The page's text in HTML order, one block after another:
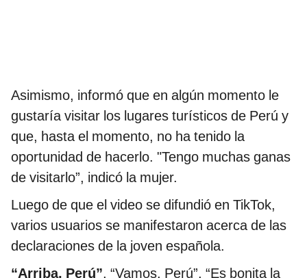
Asimismo, informó que en algún momento le
gustaría visitar los lugares turísticos de Perú y
que, hasta el momento, no ha tenido la
oportunidad de hacerlo. "Tengo muchas ganas
de visitarlo”, indicó la mujer.
Luego de que el video se difundió en TikTok,
varios usuarios se manifestaron acerca de las
declaraciones de la joven española.
“Arriba, Perú”, “Vamos, Perú”, “Es bonita la